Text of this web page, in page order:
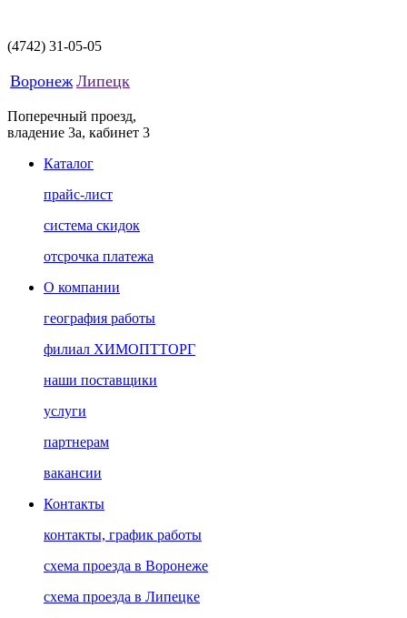
(4742) 31-05-05
Воронеж Липецк
Поперечный проезд,
владение 3а, кабинет 3
Каталог
прайс-лист
система скидок
отсрочка платежа
О компании
география работы
филиал ХИМОПТТОРГ
наши поставщики
услуги
партнерам
вакансии
Контакты
контакты, график работы
схема проезда в Воронеже
схема проезда в Липецке